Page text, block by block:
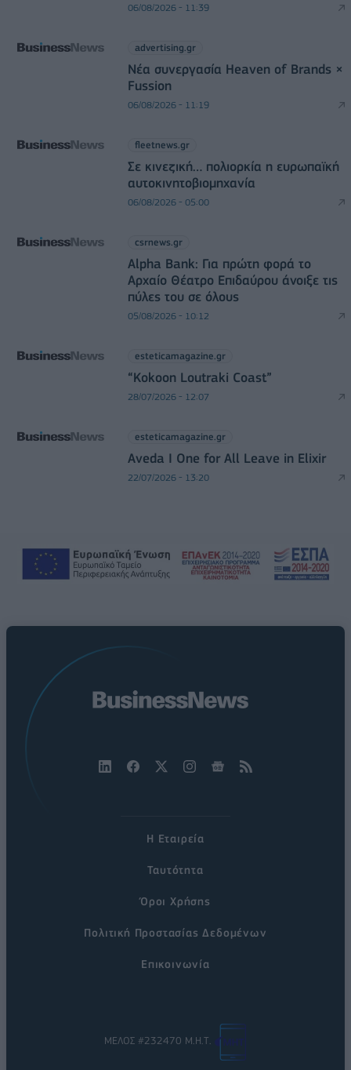
06/08/2026 - 11:39
advertising.gr
Νέα συνεργασία Heaven of Brands ×
Fussion
06/08/2026 - 11:19
fleetnews.gr
Σε κινεζική… πολιορκία η ευρωπαϊκή
αυτοκινητοβιομηχανία
06/08/2026 - 05:00
csrnews.gr
Alpha Bank: Για πρώτη φορά το
Αρχαίο Θέατρο Επιδαύρου άνοιξε τις
πύλες του σε όλους
05/08/2026 - 10:12
esteticamagazine.gr
“Kokoon Loutraki Coast”
28/07/2026 - 12:07
esteticamagazine.gr
Aveda I One for All Leave in Elixir
22/07/2026 - 13:20
Η Εταιρεία
Ταυτότητα
Όροι Χρήσης
Πολιτική Προστασίας Δεδομένων
Επικοινωνία
ΜΕΛΟΣ #232470 Μ.Η.Τ.